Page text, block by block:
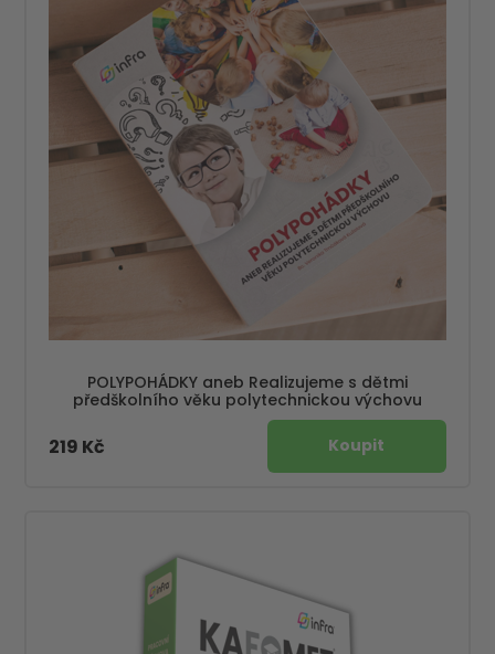
POLYPOHÁDKY aneb Realizujeme s dětmi
předškolního věku polytechnickou výchovu
219 Kč